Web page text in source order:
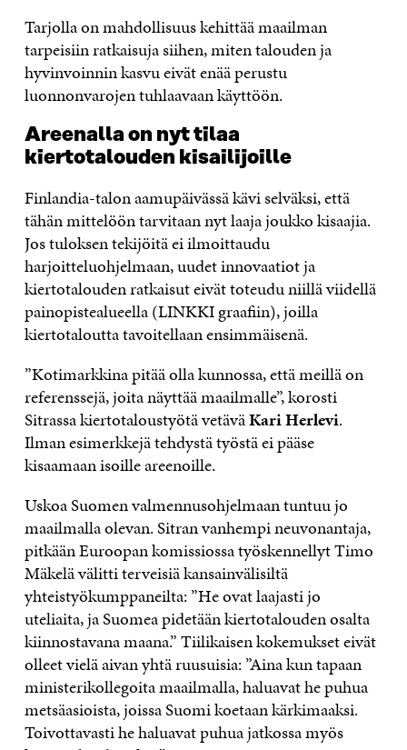
Tarjolla on mahdollisuus kehittää maailman
tarpeisiin ratkaisuja siihen, miten talouden ja
hyvinvoinnin kasvu eivät enää perustu
luonnonvarojen tuhlaavaan käyttöön.
Areenalla on nyt tilaa
kiertotalouden kisailijoille
Finlandia-talon aamupäivässä kävi selväksi, että
tähän mittelöön tarvitaan nyt laaja joukko kisaajia.
Jos tuloksen tekijöitä ei ilmoittaudu
harjoitteluohjelmaan, uudet innovaatiot ja
kiertotalouden ratkaisut eivät toteudu niillä viidellä
painopistealueella (LINKKI graafiin), joilla
kiertotaloutta tavoitellaan ensimmäisenä.
”Kotimarkkina pitää olla kunnossa, että meillä on
referenssejä, joita näyttää maailmalle”, korosti
Sitrassa kiertotaloustyötä vetäväKari Herlevi.
Ilman esimerkkejä tehdystä työstä ei pääse
kisaamaan isoille areenoille.
Uskoa Suomen valmennusohjelmaan tuntuu jo
maailmalla olevan. Sitran vanhempi neuvonantaja,
pitkään Euroopan komissiossa työskennellyt Timo
Mäkelä välitti terveisiä kansainvälisiltä
yhteistyökumppaneilta: ”He ovat laajasti jo
uteliaita, ja Suomea pidetään kiertotalouden osalta
kiinnostavana maana.” Tiilikaisen kokemukset eivät
olleet vielä aivan yhtä ruusuisia: ”Aina kun tapaan
ministerikollegoita maailmalla, haluavat he puhua
metsäasioista, joissa Suomi koetaan kärkimaaksi.
Toivottavasti he haluavat puhua jatkossa myös